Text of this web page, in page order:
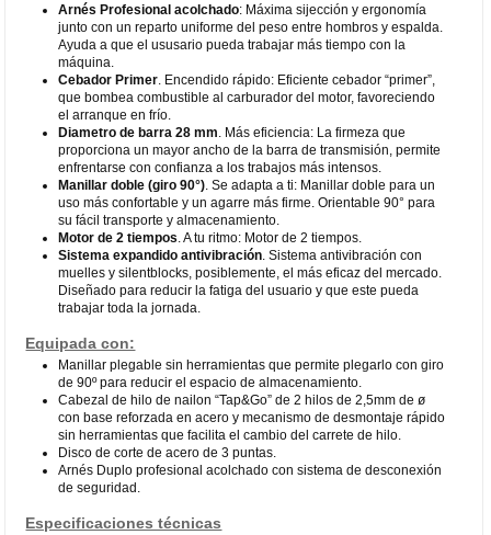
Arnés Profesional acolchado: Máxima sijección y ergonomía
junto con un reparto uniforme del peso entre hombros y espalda.
Ayuda a que el ususario pueda trabajar más tiempo con la
máquina.
Cebador Primer . Encendido rápido: Eficiente cebador “primer”,
que bombea combustible al carburador del motor, favoreciendo
el arranque en frío.
Diametro de barra 28 mm . Más eficiencia: La firmeza que
proporciona un mayor ancho de la barra de transmisión, permite
enfrentarse con confianza a los trabajos más intensos.
Manillar doble (giro 90°) . Se adapta a ti: Manillar doble para un
uso más confortable y un agarre más firme. Orientable 90° para
su fácil transporte y almacenamiento.
Motor de 2 tiempos . A tu ritmo: Motor de 2 tiempos.
Sistema expandido antivibración . Sistema antivibración con
muelles y silentblocks, posiblemente, el más eficaz del mercado.
Diseñado para reducir la fatiga del usuario y que este pueda
trabajar toda la jornada.
Equipada con:
Manillar plegable sin herramientas que permite plegarlo con giro
de 90º para reducir el espacio de almacenamiento.
Cabezal de hilo de nailon “Tap&Go” de 2 hilos de 2,5mm de ø
con base reforzada en acero y mecanismo de desmontaje rápido
sin herramientas que facilita el cambio del carrete de hilo.
Disco de corte de acero de 3 puntas.
Arnés Duplo profesional acolchado con sistema de desconexión
de seguridad.
Especificaciones técnicas